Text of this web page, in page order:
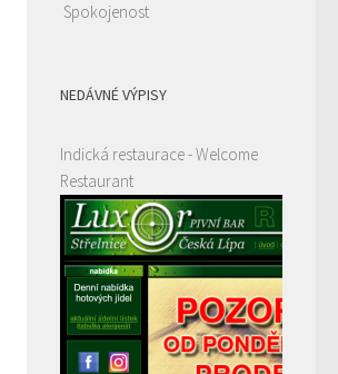
Spokojenost
NEDÁVNÉ VÝPISY
Indická restaurace - Welcome
Restaurant